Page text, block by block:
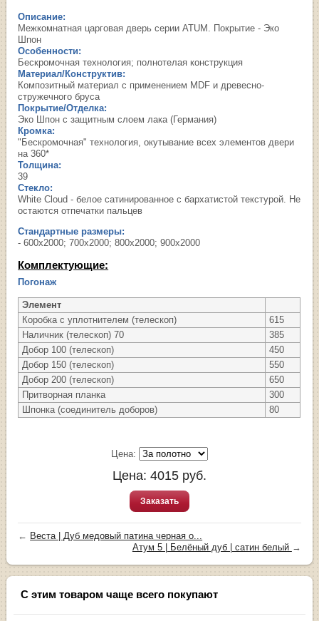
Описание:
Межкомнатная царговая дверь серии ATUM. Покрытие - Эко
Шпон
Особенности:
Бескромочная технология; полнотелая конструкция
Материал/Конструктив:
Композитный материал с применением MDF и древесно-
стружечного бруса
Покрытие/Отделка:
Эко Шпон с защитным слоем лака (Германия)
Кромка:
"Бескромочная" технология, окутывание всех элементов двери
на 360*
Толщина:
39
Стекло:
White Cloud - белое сатинированное с бархатистой текстурой. Не
остаются отпечатки пальцев
Стандартные размеры:
- 600х2000; 700х2000; 800х2000; 900х2000
Комплектующие:
Погонаж
Элемент
Коробка с уплотнителем (телескоп)
615
Наличник (телескоп) 70
385
Добор 100 (телескоп)
450
Добор 150 (телескоп)
550
Добор 200 (телескоп)
650
Притворная планка
300
Шпонка (соединитель доборов)
80
Цена:
Цена: 4015 руб.
Заказать
← Веста | Дуб медовый патина черная о...
Атум 5 | Белёный дуб | сатин белый →
С этим товаром чаще всего покупают